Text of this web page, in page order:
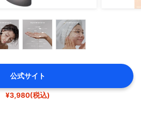
公式サイト
¥3,980(税込)